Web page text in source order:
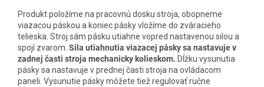
Produkt položíme na pracovnú dosku stroja, obopneme
viazacou páskou a koniec pásky vložíme do zváracieho
telieska. Stroj sám pásku utiahne vopred nastavenou silou a
spojí zvarom. Sila utiahnutia viazacej pásky sa nastavuje v
zadnej časti stroja mechanicky kolieskom. Dĺžku vysunutia
pásky sa nastavuje v prednej časti stroja na ovládacom
paneli. Vysunutie pásky môžete tiež regulovať ručne